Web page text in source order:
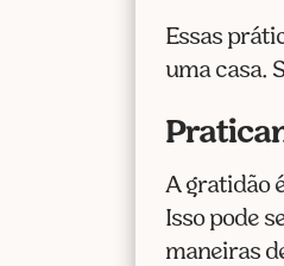
Essas
uma casa.
A gratidão
Isso pode
maneiras